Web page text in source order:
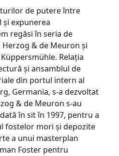
de putere între
expunerea
regăsi în seria de
& de Meuron și
Relația
și ansamblul de
din portul intern al
Germania, s-a dezvoltat
& de Meuron s-au
în sit în 1997, pentru a
fostelor mori și depozite
a unui masterplan
Foster pentru